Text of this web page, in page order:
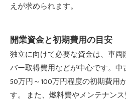
えが求められます。
開業資金と初期費用の目安
独立に向けて必要な資金は、車
バー取得費用などが中心です。中
50万円～100万円程度の初期費用
す。 また、燃料費やメンテナン